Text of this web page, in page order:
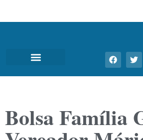
Bolsa Família